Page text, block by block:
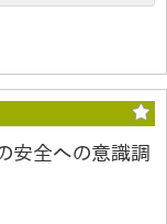
安全への意識調